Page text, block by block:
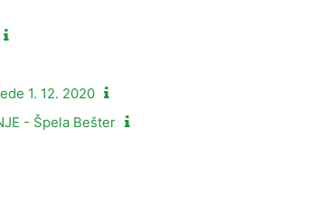
1. 12. 2020
- Špela Bešter